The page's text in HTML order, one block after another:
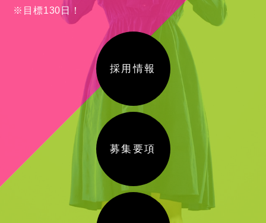
※目標130日！
採用情報
募集要項